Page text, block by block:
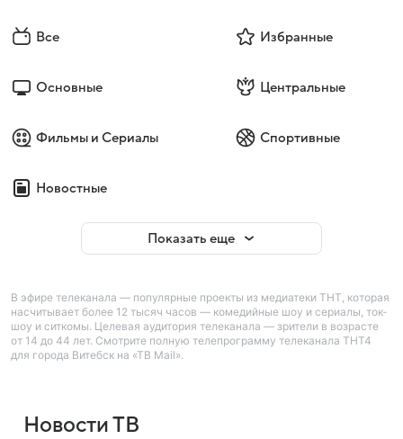
Все Избранные
Основные Центральные
Фильмы и Сериалы Спортивные
Новостные
Показать еще
В эфире телеканала — популярные проекты из медиатеки ТНТ, которая
насчитывает более 12 тысяч часов — комедийные шоу и сериалы, ток-
шоу и ситкомы. Целевая аудитория телеканала — зрители в возрасте
от 14 до 44 лет. Смотрите полную телепрограмму телеканала ТНТ4
для города Витебск на «ТВ Mail».
Новости ТВ